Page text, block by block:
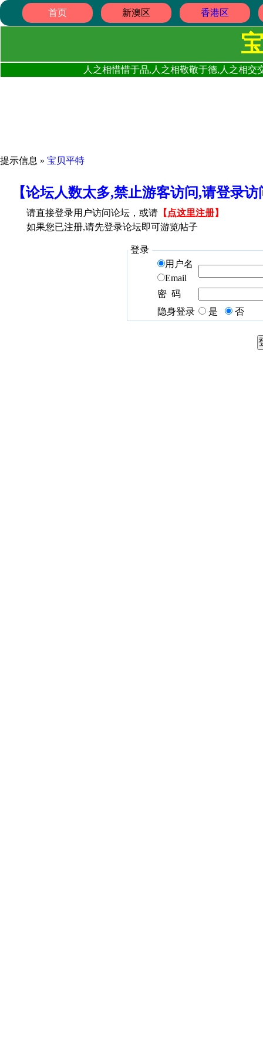
首页 新澳区 香港区
人之相惜惜于品,人之相敬敬于德,人之相
提示信息 » 宝贝平特
【论坛人数太多,禁止游客访问,请登录
请直接登录用户访问论坛，或请 【 点这里注册】
如果您已注册,请先登录论坛即可游览帖子
登录
用户名
Email
密 码
隐身登录
是 否